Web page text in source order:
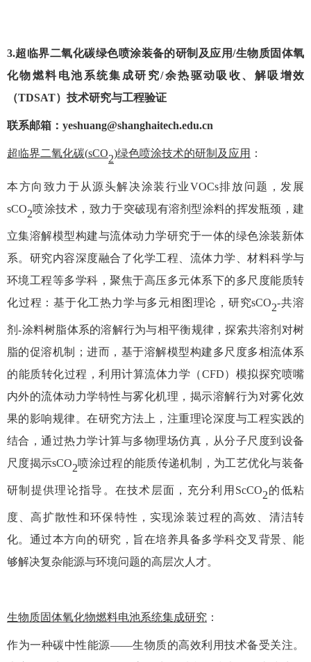
3.超临界二氧化碳绿色喷涂装备的研制及应用/生物质固体氧
化物燃料电池系统集成研究/余热驱动吸收、解吸增效
（TDSAT）技术研究与工程验证
联系邮箱： yeshuang@shanghaitech.edu.cn
超临界二氧化碳(sCO2)绿色喷涂技术的研制及应用 ：
本方向致力于从源头解决涂装行业VOCs排放问题，发展
sCO2喷涂技术，致力于突破现有溶剂型涂料的挥发瓶颈，建
立集溶解模型构建与流体动力学研究于一体的绿色涂装新体
系。研究内容深度融合了化学工程、流体力学、材料科学与
环境工程等多学科，聚焦于高压多元体系下的多尺度能质转
化过程：基于化工热力学与多元相图理论，研究sCO2-共溶
剂-涂料树脂体系的溶解行为与相平衡规律，探索共溶剂对树
脂的促溶机制；进而，基于溶解模型构建多尺度多相流体系
的能质转化过程，利用计算流体力学（CFD）模拟探究喷嘴
内外的流体动力学特性与雾化机理，揭示溶解行为对雾化效
果的影响规律。在研究方法上，注重理论深度与工程实践的
结合，通过热力学计算与多物理场仿真，从分子尺度到设备
尺度揭示sCO2喷涂过程的能质传递机制，为工艺优化与装备
研制提供理论指导。在技术层面，充分利用 ScCO2的低粘
度、高扩散性和环保特性，实现涂装过程的高效、清洁转
化。通过本方向的研究，旨在培养具备多学科交叉背景、能
够解决复杂能源与环境问题的高层次人才。
生物质固体氧化物燃料电池系统集成研究 ：
作为一种碳中性能源——生物质的高效利用技术备受关注。